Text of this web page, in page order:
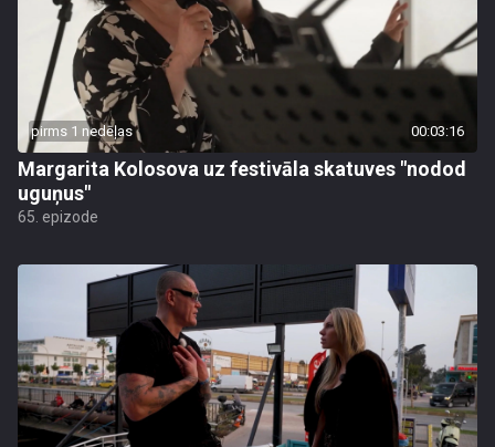
pirms 1 nedēļas 00:03:16
Margarita Kolosova uz festivāla skatuves "nodod
uguņus"
65. epizode